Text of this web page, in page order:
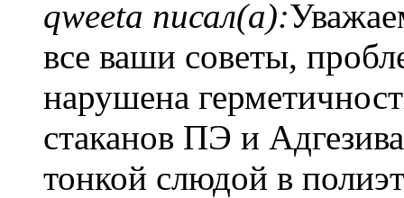
qweeta писал(а):
все ваши советы,
нарушена
стаканов ПЭ и
тонкой слюдой в